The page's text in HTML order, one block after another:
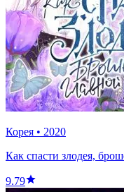
Корея • 2020
Как спасти злодея,
9.79